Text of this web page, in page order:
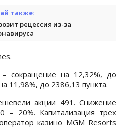
также:
рецессия из-за
– сокращение на 12,32%, до
11,98%, до 2386,13 пункта.
акции 491. Снижение
– 20%. Капитализация трех
казино MGM Resorts